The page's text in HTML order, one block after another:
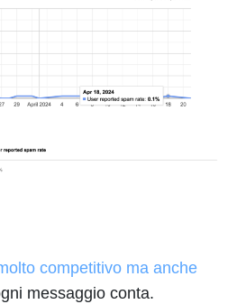
competitivo ma anche
messaggio conta.